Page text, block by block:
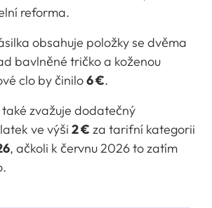
reforma.
obsahuje položky se dvěma
bavlněné tričko a koženou
clo by činilo6 €.
také zvažuje dodatečný
ve výši 2 € za tarifní kategorii
, ačkoli k červnu 2026 to zatím